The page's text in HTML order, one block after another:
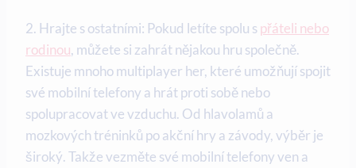
2. Hrajte s ostatními: Pokud letíte spolu spřáteli nebo
rodinou, můžete si zahrát nějakou hru společně.
Existuje mnoho multiplayer her, které umožňují spojit
své mobilní telefony a hrát proti sobě nebo
spolupracovat ve vzduchu. Od hlavolamů a
mozkových tréninků po akční hry a závody, výběr je
široký. Takže vezměte své mobilní telefony ven a